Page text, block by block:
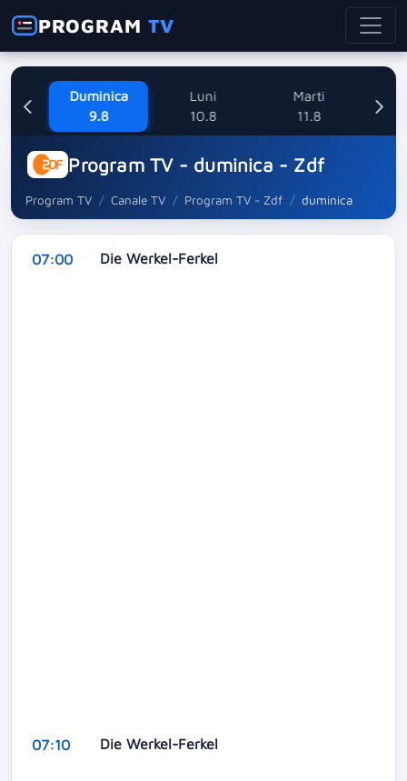
PROGRAMTV
Duminica
9.8
Luni
10.8
Marti
11.8
Program TV - duminica - Zdf
Program TV Canale TV Program TV - Zdf duminica
07:00 Die Werkel-Ferkel
07:10 Die Werkel-Ferkel